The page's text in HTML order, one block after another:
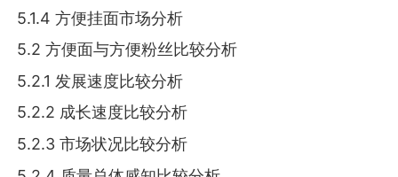
5.1.4 方便挂面市场分析
5.2 方便面与方便粉丝比较分析
5.2.1 发展速度比较分析
5.2.2 成长速度比较分析
5.2.3 市场状况比较分析